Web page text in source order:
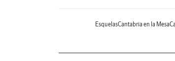
EsquelasCantabria en la Mesa